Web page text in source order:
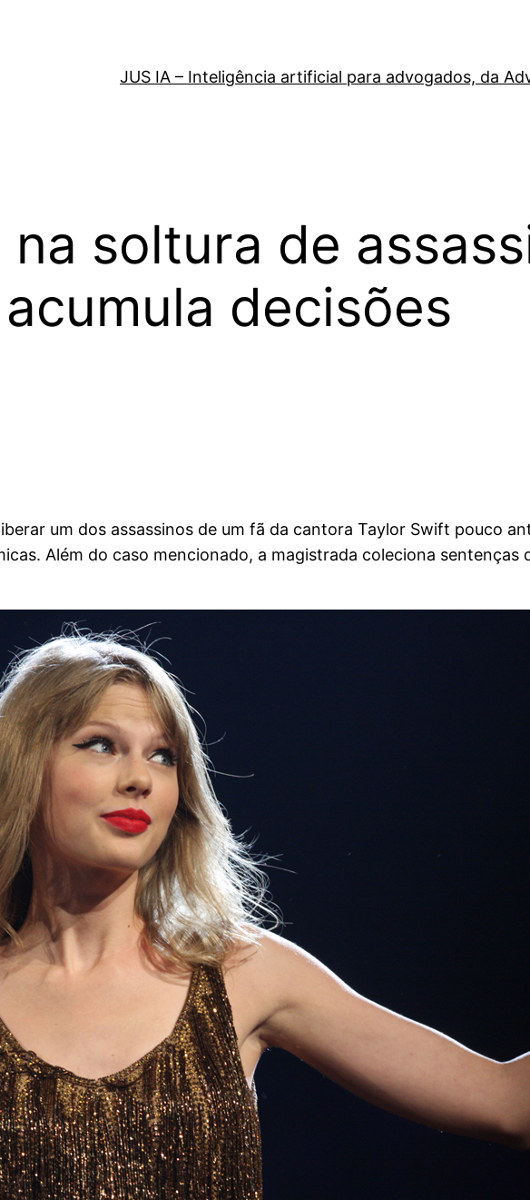
JUS IA – Inteligência artificial para advogados, da
soltura de
decisões
um dos assassinos de um fã da cantora Taylor Swift pouco
Além do caso mencionado, a magistrada coleciona sentenças